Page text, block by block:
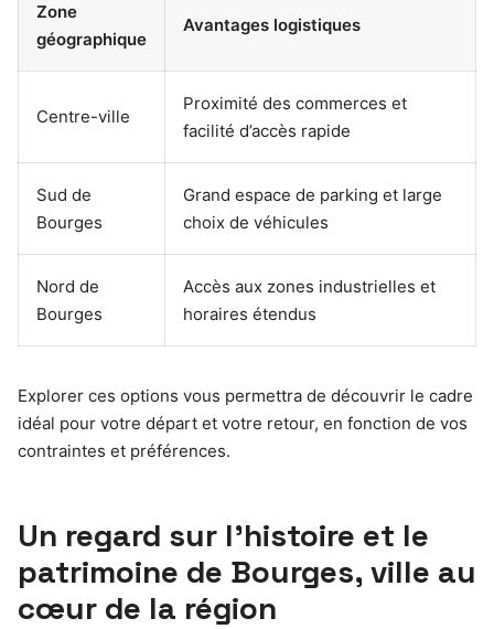
Zone
géographique
Avantages logistiques
Centre-ville
Proximité des commerces et
facilité d’accès rapide
Sud de
Bourges
Grand espace de parking et large
choix de véhicules
Nord de
Bourges
Accès aux zones industrielles et
horaires étendus
Explorer ces options vous permettra de découvrir le cadre
idéal pour votre départ et votre retour, en fonction de vos
contraintes et préférences.
Un regard sur l’histoire et le
patrimoine de Bourges, ville au
cœur de la région